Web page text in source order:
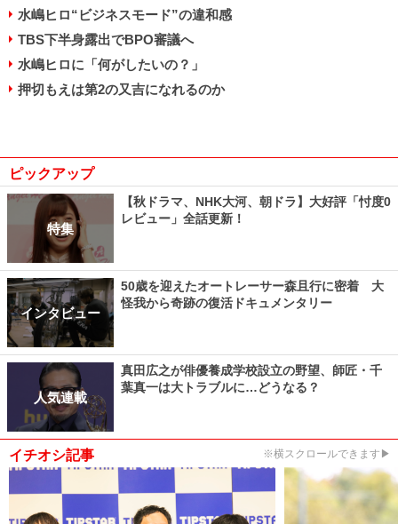
水嶋ヒロ“ビジネスモード”の違和感
TBS下半身露出でBPO審議へ
水嶋ヒロに「何がしたいの？」
押切もえは第2の又吉になれるのか
ピックアップ
特集
【秋ドラマ、NHK大河、朝ドラ】大好評「忖度0
レビュー」全話更新！
インタビュー
50歳を迎えたオートレーサー森且行に密着 大
怪我から奇跡の復活ドキュメンタリー
人気連載
真田広之が俳優養成学校設立の野望、師匠・千
葉真一は大トラブルに…どうなる？
イチオシ記事 ※横スクロールできます▶